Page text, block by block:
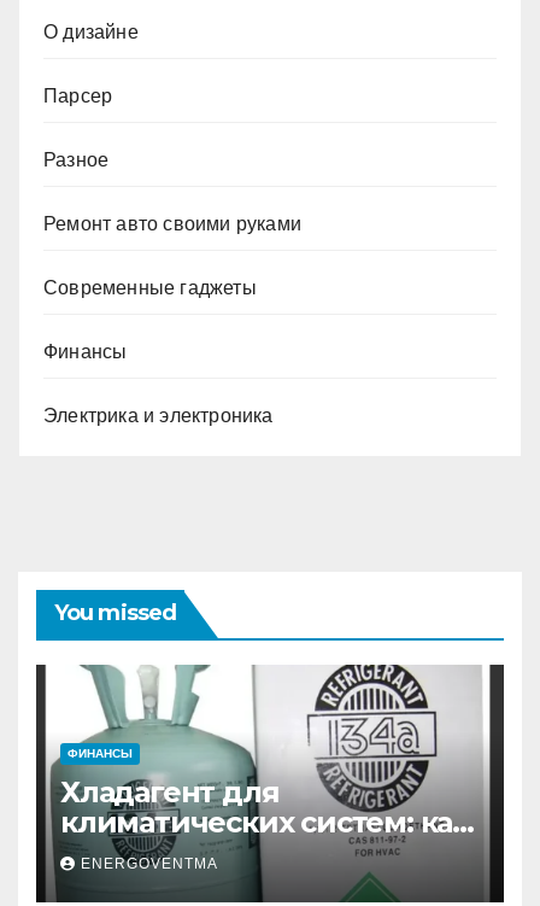
О дизайне
Парсер
Разное
Ремонт авто своими руками
Современные гаджеты
Финансы
Электрика и электроника
You missed
ФИНАНСЫ
Хладагент для
климатических систем: как
выбрать и купить фреон в
Санкт-Петербурге
ENERGOVENTMA